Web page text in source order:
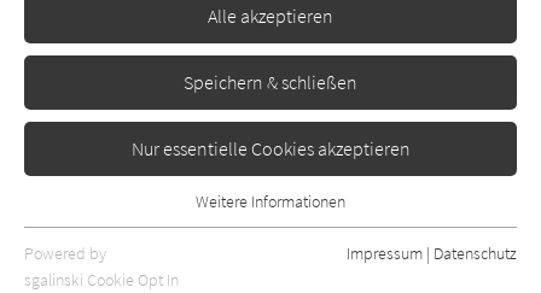
Alle akzeptieren
Speichern & schließen
Nur essentielle Cookies akzeptieren
Essentielle Cookies werden für grundlegende Funktionen der
Webseite benötigt. Dadurch ist gewährleistet, dass die Webseite
Weitere Informationen
Powered by
sgalinski Cookie Opt In
Impressum | Datenschutz